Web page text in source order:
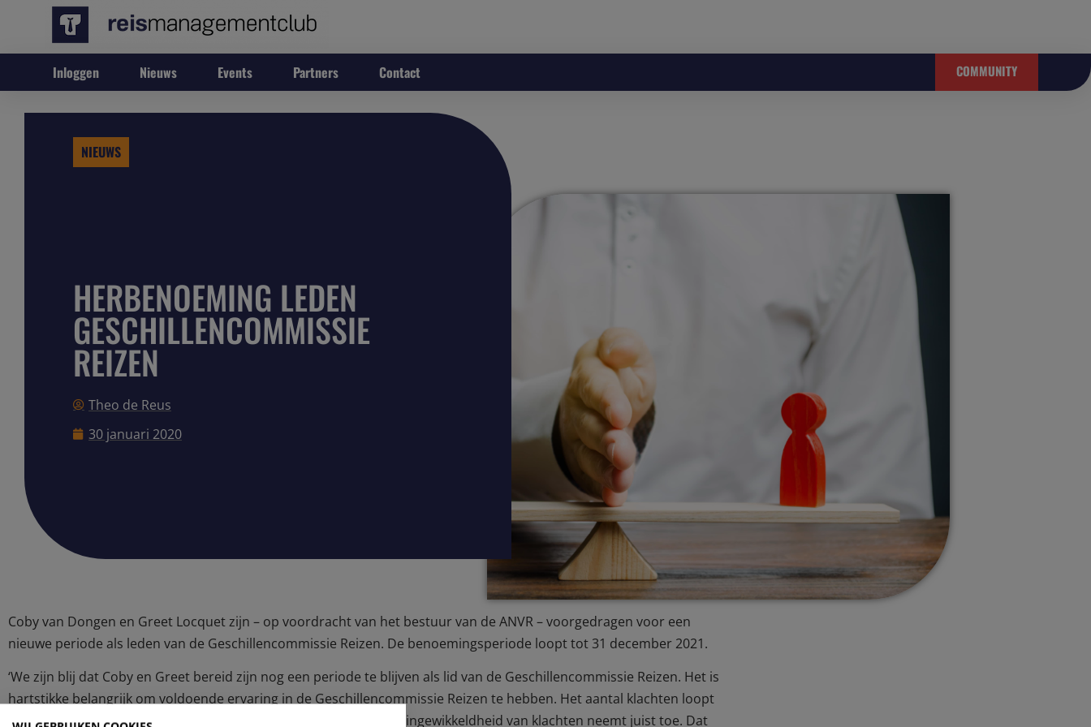
Inloggen Nieuws Events Partners Contact COMMUNITY
NIEUWS
HERBENOEMING LEDEN
GESCHILLENCOMMISSIE
REIZEN
Theo de Reus
30 januari 2020
Coby van Dongen en Greet Locquet zijn – op voordracht van het bestuur van de ANVR – voorgedragen voor een
nieuwe periode als leden van de Geschillencommissie Reizen. De benoemingsperiode loopt tot 31 december 2021.
‘We zijn blij dat Coby en Greet bereid zijn nog een periode te blijven als lid van de Geschillencommissie Reizen. Het is
hartstikke belangrijk om voldoende ervaring in de Geschillencommissie Reizen te hebben. Het aantal klachten loopt
weliswaar al jaren sterk terug, maar de diversiteit in en mate van ingewikkeldheid van klachten neemt juist toe. Dat